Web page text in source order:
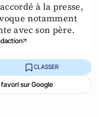
à la presse,
notamment
avec son père.
CLASSER
sur Google